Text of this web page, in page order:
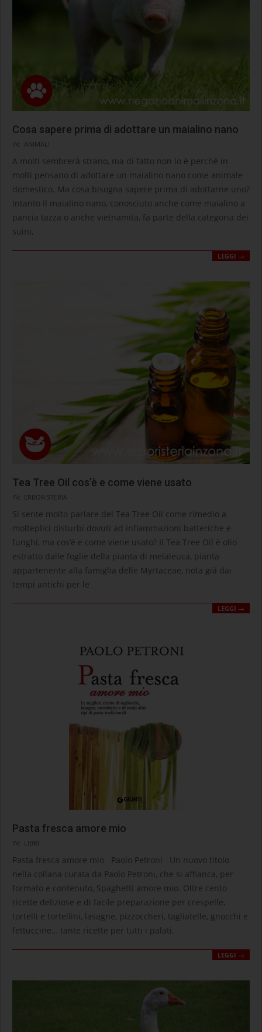
Cosa sapere prima di adottare un maialino nano
2020-
09-
10
IN: ANIMALI
A molti sembrerà strano, ma di fatto non lo è perchè in
molti pensano di adottare un maialino nano come animale
domestico. Ma cosa bisogna sapere prima di adottarne uno?
Intanto il maialino nano, conosciuto anche come maialino a
pancia tazza o anche vietnamita, fa parte della categoria dei
suini,
LEGGI →
Tea Tree Oil cos’è e come viene usato
2020-
09-
10
IN: ERBORISTERIA
Si sente molto parlare del Tea Tree Oil come rimedio a
molteplici disturbi dovuti ad infiammazioni batteriche e
funghi, ma cos’è e come viene usato? Il Tea Tree Oil è olio
estratto dalle foglie della pianta di melaleuca, pianta
appartenente alla famiglia delle Myrtaceae, nota già dai
tempi antichi per le
LEGGI →
Pasta fresca amore mio
2020-
09-
10
IN: LIBRI
Pasta fresca amore mio Paolo Petroni Un nuovo titolo
nella collana curata da Paolo Petroni, che si affianca, per
formato e contenuto, Spaghetti amore mio. Oltre cento
ricette deliziose e di facile preparazione per crespelle,
tortelli e tortellini, lasagne, pizzoccheri, tagliatelle, gnocchi e
fettuccine… tante ricette per tutti i palati.
LEGGI →